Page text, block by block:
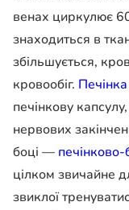
венах циркулює
знаходиться в
збільшується,
кровообіг. Печінка
печінкову
нервових
боці —
цілком звичайне
звиклої